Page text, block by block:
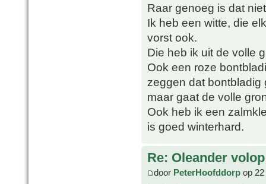
Raar genoeg is dat
Ik heb een witte, die
vorst ook.
Die heb ik uit de volle
Ook een roze
zeggen dat bontbladig
maar gaat de volle
Ook heb ik een
is goed winterhard.
Re: Oleander
door PeterHoofddorp op